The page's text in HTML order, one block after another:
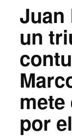
Juan
un
mete
por